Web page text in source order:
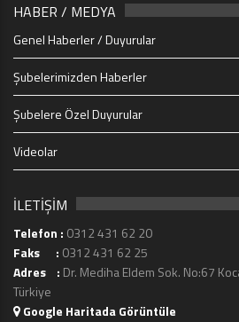
HABER / MEDYA
Genel Haberler / Duyurular
Şubelerimizden Haberler
Şubelere Özel Duyurular
Videolar
İLETİŞİM
Telefon : 0312 431 62 20
Faks : 0312 431 62 25
Adres : Dr. Mediha Eldem Sok. No:67
Türkiye
Google Haritada Görüntüle